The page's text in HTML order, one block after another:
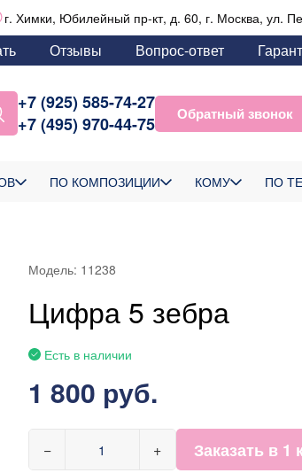
г. Химки, Юбилейный пр-кт, д. 60, г. Москва, ул.
Отзывы Вопрос-ответ
+7 (925) 585-74-27
+7 (495) 970-44-75
Обратный звонок
ПО КОМПОЗИЦИИ КОМУ ПО
Модель: 11238
Цифра 5 зебра
Есть в наличии
1 800 руб.
− + Заказать в 1